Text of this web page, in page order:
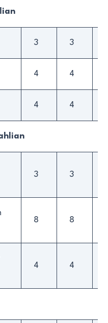
3 3
4 4
4 4
3 3
8 8
4 4